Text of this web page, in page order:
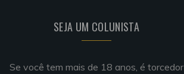
SEJA UM COLUNISTA
Se você tem mais de 18 anos, é torcedor